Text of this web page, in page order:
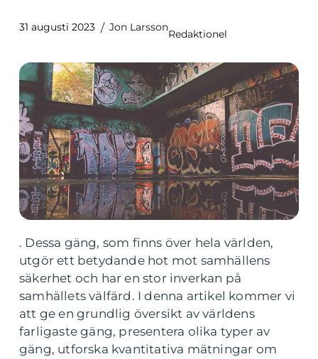
31 augusti 2023 Jon Larsson
Redaktionel
. Dessa gäng, som finns över hela världen,
utgör ett betydande hot mot samhällens
säkerhet och har en stor inverkan på
samhällets välfärd. I denna artikel kommer vi
att ge en grundlig översikt av världens
farligaste gäng, presentera olika typer av
gäng, utforska kvantitativa mätningar om